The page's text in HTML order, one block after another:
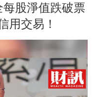
股淨值跌破票
用交易！